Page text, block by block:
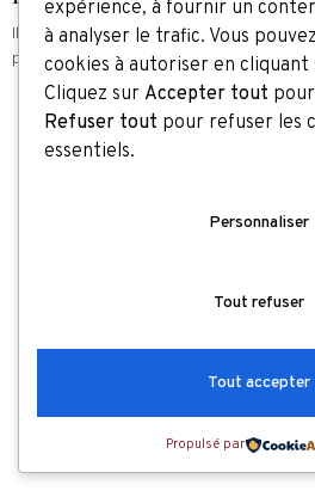
Il y a ces soirs où la journée vous a
pas de vibrer sur...
expérience, à fournir un
à analyser le trafic. Vous
cookies à autoriser en cliquant
Cliquez sur Accepter tout
Refuser tout pour refuser les
essentiels.
Personnaliser
Tout refuser
Tout accepter
Propulsé par